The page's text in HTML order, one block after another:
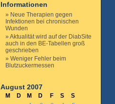
Informationen
Neue Therapien gegen
Infektionen bei chronischen
Wunden
Aktualität wird auf der DiabSite
auch in den BE-Tabellen groß
geschrieben
Weniger Fehler beim
Blutzuckermessen
August 2007
M D M D F S
S